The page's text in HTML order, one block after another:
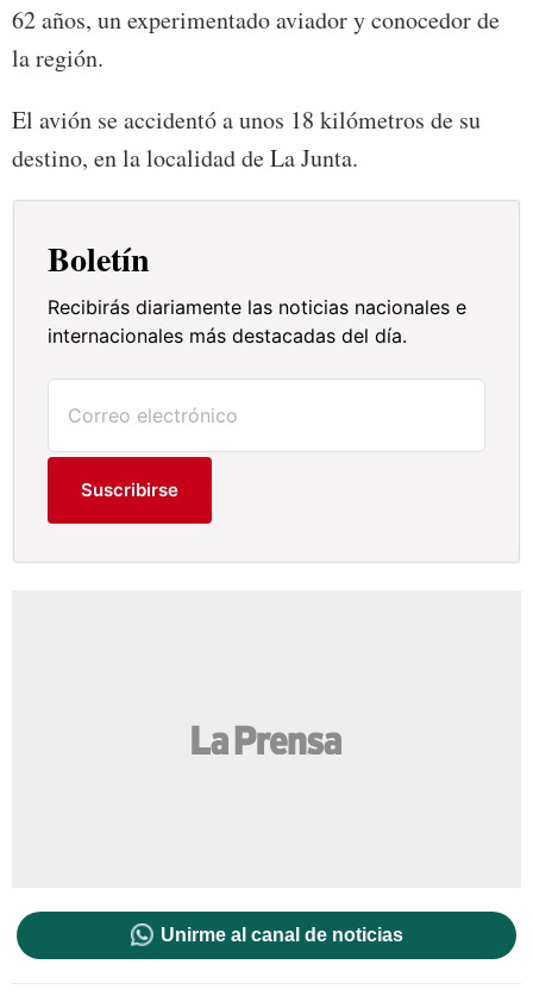
62 años, un experimentado aviador y conocedor de
la región.
El avión se accidentó a unos 18 kilómetros de su
destino, en la localidad de La Junta.
Boletín
Recibirás diariamente las noticias nacionales e
internacionales más destacadas del día.
Suscribirse
Unirme al canal de noticias